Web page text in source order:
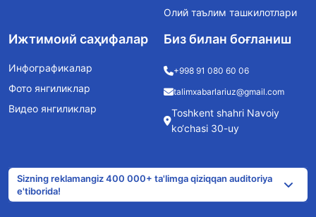
Олий таълим ташкилотлари
Ижтимоий саҳифалар
Инфографикалар
Фото янгиликлар
Видео янгиликлар
Биз билан боғланиш
+998 91 080 60 06
talimxabarlariuz@gmail.com
Toshkent shahri Navoiy
ko‘chasi 30-uy
Sizning reklamangiz 400 000+ ta'limga qiziqqan auditoriya
e'tiborida!